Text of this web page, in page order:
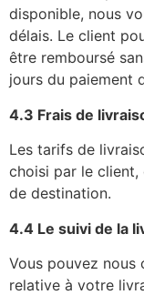
disponible, nous
délais. Le client
être remboursé
jours du paiement
4.3 Frais de
Les tarifs de
choisi par le
de destination.
4.4 Le suivi de la
Vous pouvez
relative à votre